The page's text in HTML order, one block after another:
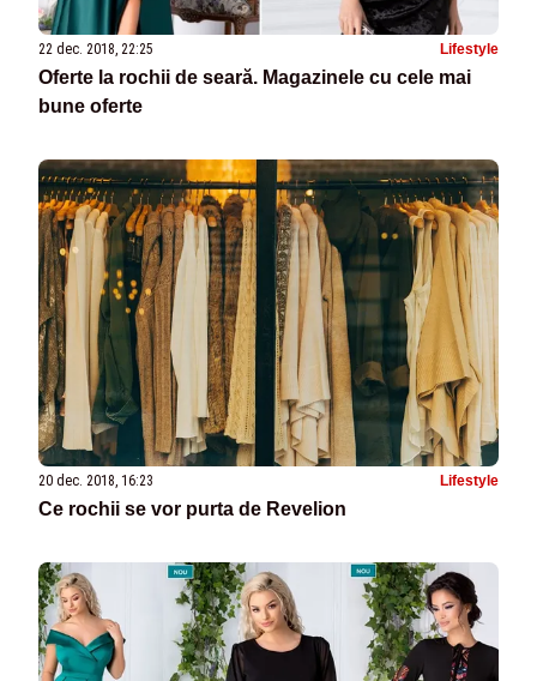
22 dec. 2018, 22:25 Lifestyle
Oferte la rochii de seară. Magazinele cu cele mai
bune oferte
20 dec. 2018, 16:23 Lifestyle
Ce rochii se vor purta de Revelion